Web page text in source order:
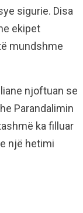
sigurie. Disa
ekipet
mundshme
njoftuan se
Parandalimin
ka filluar
një hetimi